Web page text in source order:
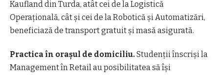
Kaufland din Turda, atât cei de la Logistică
Operațională, cât și cei de la Robotică și Automatizări,
beneficiază de transport gratuit și masă asigurată.
Practica în orașul de domiciliu.Studenții înscriși la
Management în Retail au posibilitatea să își